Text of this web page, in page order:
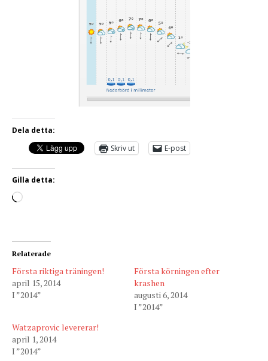
Dela detta:
Skriv ut
E-post
Gilla detta:
Relaterade
Första riktiga träningen!
april 15, 2014
I ”2014”
Första körningen efter
krashen
augusti 6, 2014
I ”2014”
Watzaprovic levererar!
april 1, 2014
I ”2014”